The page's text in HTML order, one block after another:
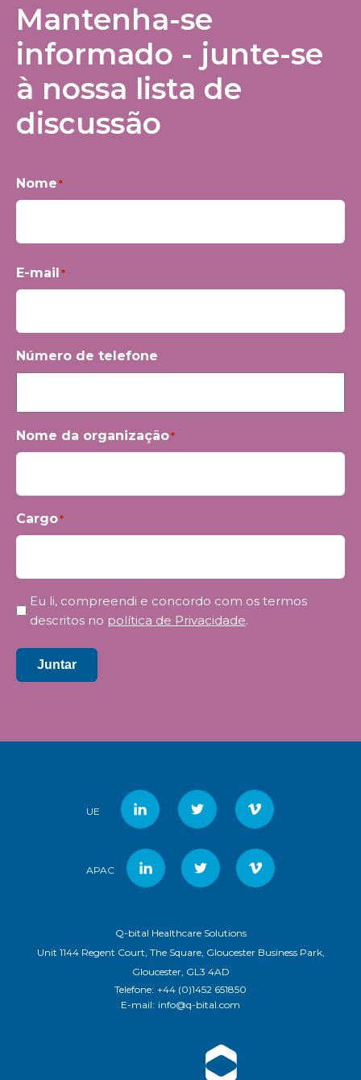
Mantenha-se
informado - junte-se
à nossa lista de
discussão
Nome*
E-mail*
Número de telefone
Nome da organização*
Cargo*
Privacidade *
Eu li, compreendi e concordo com os termos
descritos no política de Privacidade.
Juntar
UE
APAC
Q-bital Healthcare Solutions
Unit 1144 Regent Court, The Square, Gloucester Business Park,
Gloucester, GL3 4AD
Telefone: +44 (0)1452 651850
E-mail: info@q-bital.com